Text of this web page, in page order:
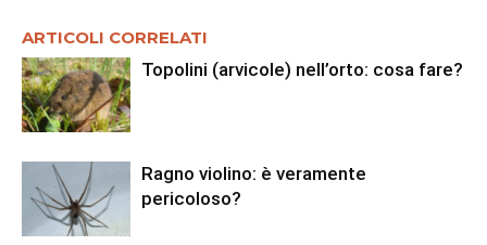
ARTICOLI CORRELATI
Topolini (arvicole) nell’orto: cosa fare?
Ragno violino: è veramente
pericoloso?